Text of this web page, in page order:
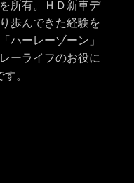
所有。ＨＤ新車デ
歩んできた経験を
ハーレーゾーン」
ーライフのお役に
。